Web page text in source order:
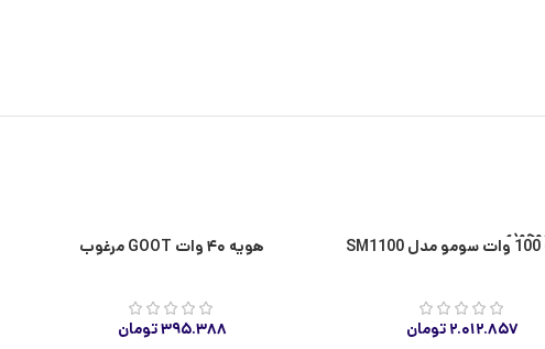
۲.۰۱۲.۸۵۷ تومان
هویه ۴۰ وات GOOT مرغوب
۳۹۵.۳۸۸تومان